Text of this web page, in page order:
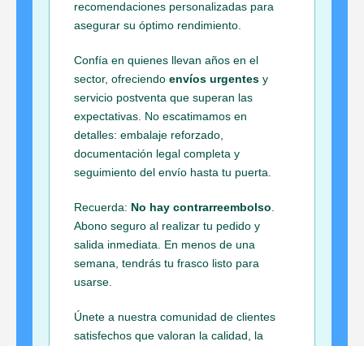
recomendaciones personalizadas para
asegurar su óptimo rendimiento.
Confía en quienes llevan años en el
sector, ofreciendo envíos urgentes y
servicio postventa que superan las
expectativas. No escatimamos en
detalles: embalaje reforzado,
documentación legal completa y
seguimiento del envío hasta tu puerta.
Recuerda: No hay contrarreembolso
Abono seguro al realizar tu pedido y
salida inmediata. En menos de una
semana, tendrás tu frasco listo para
usarse.
Únete a nuestra comunidad de clientes
satisfechos que valoran la calidad, la